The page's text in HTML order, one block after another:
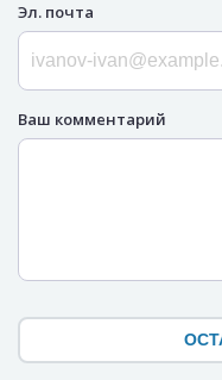
Эл. почта
Ваш комментарий